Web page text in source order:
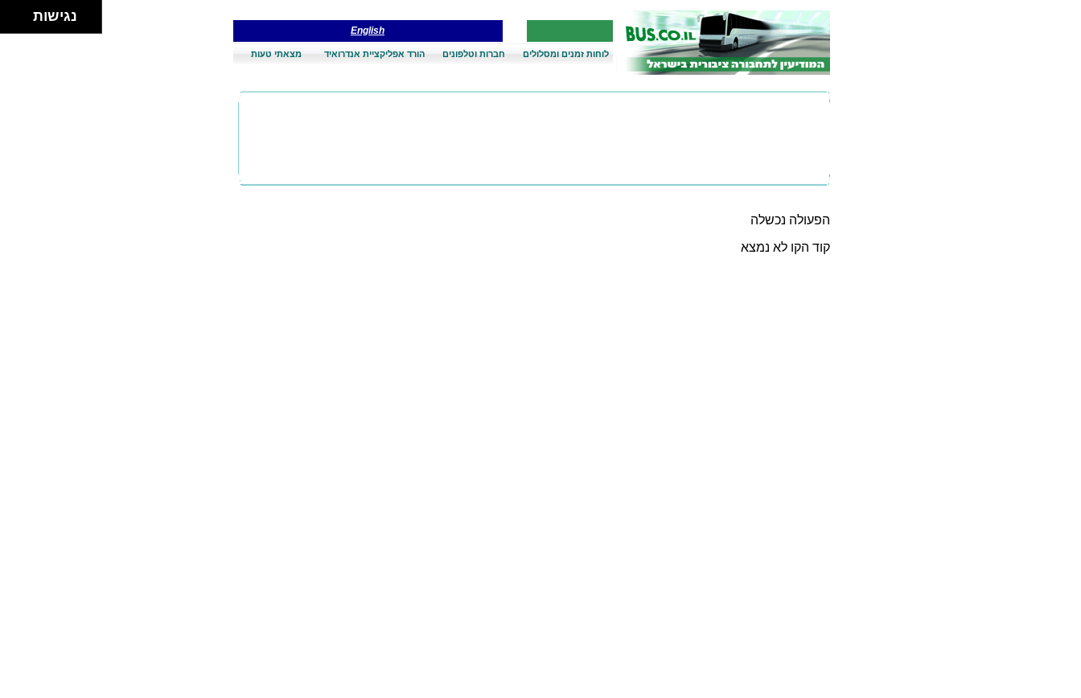
English
לוחות זמנים ומסלולים חברות וטלפונים הורד אפליקציית אנדרואיד מצאתי טעות
הפעולה נכשלה
קוד הקו לא נמצא
נגישות